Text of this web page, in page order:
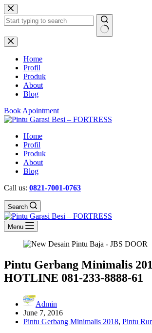
Skip
to
content
No
results
Home
Profil
Produk
About
Blog
Book Apointment
Home
Profil
Produk
About
Blog
Call us: 0821-7001-0763
Search
Menu
Pintu Gerbang Minimalis
HOTLINE 081-233-8888-61
Admin
June 7, 2016
Pintu Gerbang Minimalis 2018, Pintu